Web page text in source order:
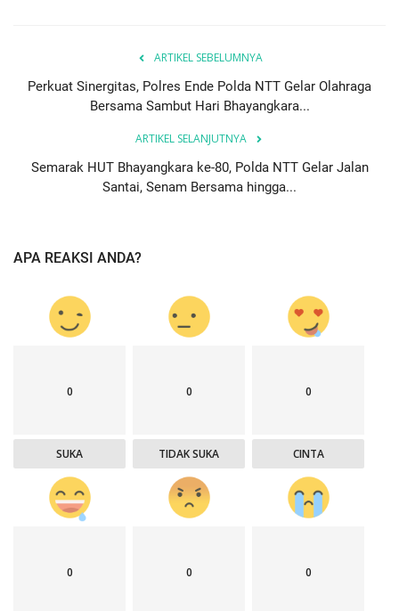
ARTIKEL SEBELUMNYA
Perkuat Sinergitas, Polres Ende Polda NTT Gelar Olahraga
Bersama Sambut Hari Bhayangkara...
ARTIKEL SELANJUTNYA
Semarak HUT Bhayangkara ke-80, Polda NTT Gelar Jalan
Santai, Senam Bersama hingga...
APA REAKSI ANDA?
0
SUKA
0
TIDAK SUKA
0
CINTA
0 0 0